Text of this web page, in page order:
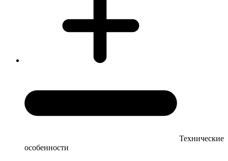
Технические
особенности